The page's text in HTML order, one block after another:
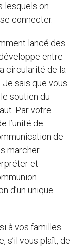
lesquels on
connecter.
lancé des
entre
circularité de la
sais que vous
soutien du
Par votre
l’unité de
de
marcher
et
d’un unique
à vos familles
s’il vous plaît, de